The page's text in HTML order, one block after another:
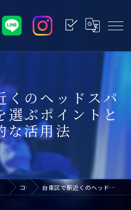
くのヘッドスパ
選ぶポイントと
な活用法
コラム 台東区で駅近くのヘッドスパ体験プランを選ぶポイントと効果的な活用法